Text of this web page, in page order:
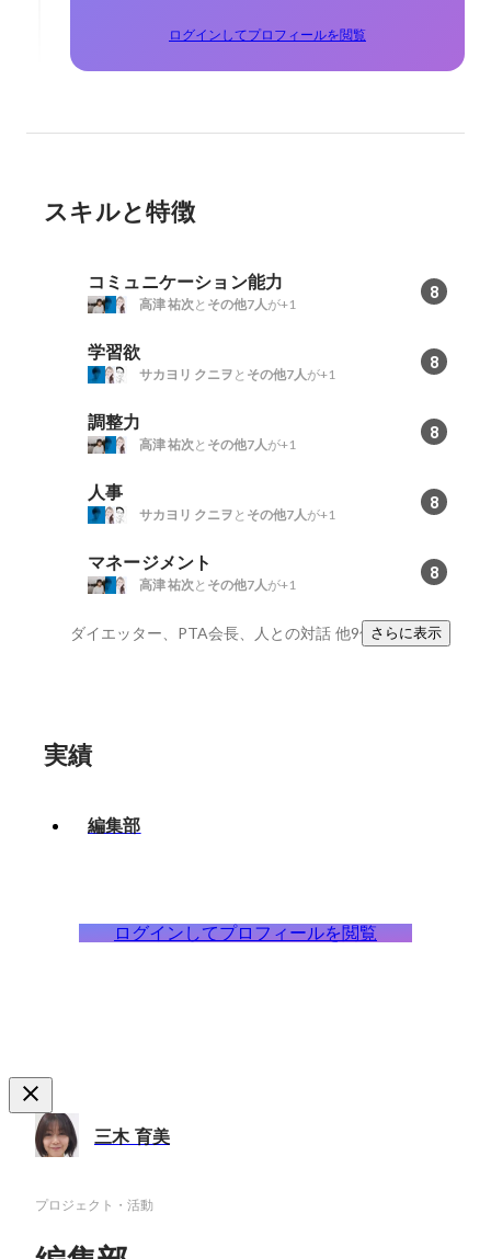
ログインしてプロフィールを閲覧
スキルと特徴
コミュニケーション能力 8
高津 祐次 と その他7人が+1
学習欲 8
サカヨリ クニヲ と その他7人が+1
調整力 8
高津 祐次 と その他7人が+1
人事 8
サカヨリ クニヲ と その他7人が+1
マネージメント 8
高津 祐次 と その他7人が+1
ダイエッター、PTA会長、人との対話 他9件さらに表示
実績
編集部
ログインしてプロフィールを閲覧
三木 育美
プロジェクト・活動